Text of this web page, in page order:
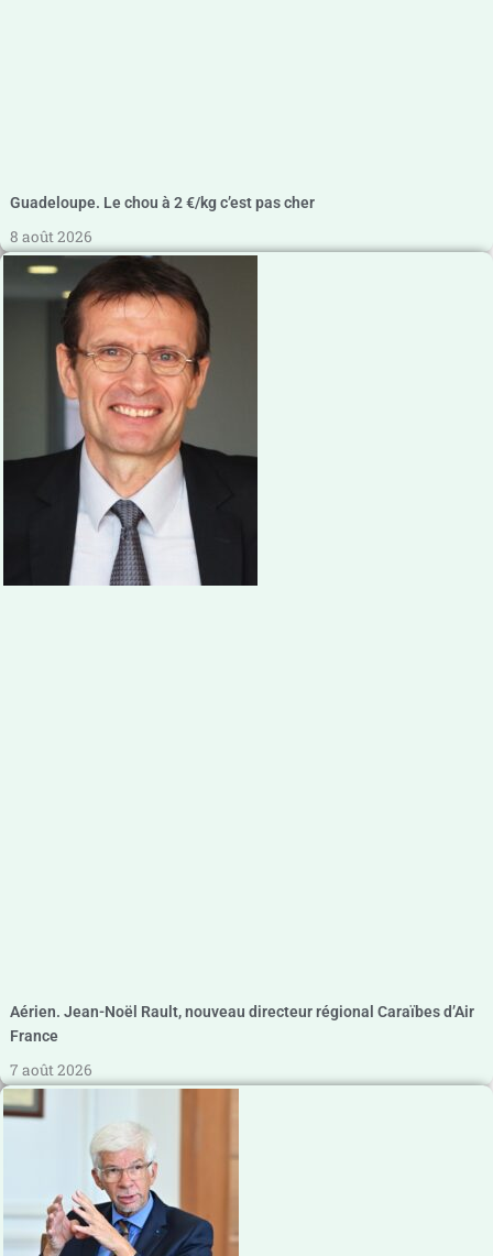
Guadeloupe. Le chou à 2 €/kg c’est pas cher
8 août 2026
Aérien. Jean-Noël Rault, nouveau directeur régional Caraïbes d’Air
France
7 août 2026